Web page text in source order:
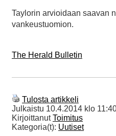
Taylorin arvioidaan saavan
vankeustuomion.
The Herald Bulletin
Tulosta artikkeli
Julkaistu 10.4.2014 klo
KirjoittanutToimitus
Kategoria(t): Uutiset